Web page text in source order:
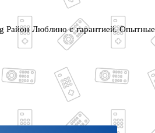
Район Люблино с гарантией. Опытные